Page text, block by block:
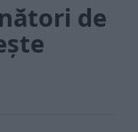
de